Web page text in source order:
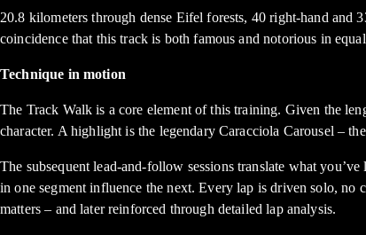
20.8 kilometers through dense Eifel forests, 40 right-hand and
coincidence that this track is both famous and notorious in equal
Technique in motion
The Track Walk is a core element of this training. Given the
character. A highlight is the legendary Caracciola Carousel –
The subsequent lead-and-follow sessions translate what
in one segment influence the next. Every lap is driven solo,
matters – and later reinforced through detailed lap analysis.